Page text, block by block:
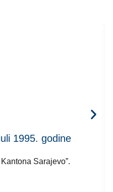
1995. godine
Sarajevo”.